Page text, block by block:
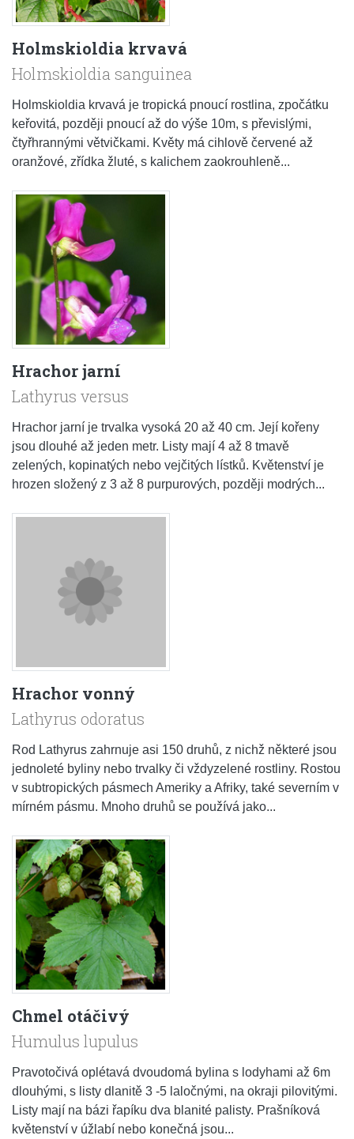
Holmskioldia krvavá
Holmskioldia sanguinea
Holmskioldia krvavá je tropická pnoucí rostlina, zpočátku
keřovitá, později pnoucí až do výše 10m, s převislými,
čtyřhrannými větvičkami. Květy má cihlově červené až
oranžové, zřídka žluté, s kalichem zaokrouhleně...
Hrachor jarní
Lathyrus versus
Hrachor jarní je trvalka vysoká 20 až 40 cm. Její kořeny
jsou dlouhé až jeden metr. Listy mají 4 až 8 tmavě
zelených, kopinatých nebo vejčitých lístků. Květenství je
hrozen složený z 3 až 8 purpurových, později modrých...
Hrachor vonný
Lathyrus odoratus
Rod Lathyrus zahrnuje asi 150 druhů, z nichž některé jsou
jednoleté byliny nebo trvalky či vždyzelené rostliny. Rostou
v subtropických pásmech Ameriky a Afriky, také severním v
mírném pásmu. Mnoho druhů se používá jako...
Chmel otáčivý
Humulus lupulus
Pravotočivá oplétavá dvoudomá bylina s lodyhami až 6m
dlouhými, s listy dlanitě 3 -5 laločnými, na okraji pilovitými.
Listy mají na bázi řapíku dva blanité palisty. Prašníková
květenství v úžlabí nebo konečná jsou...